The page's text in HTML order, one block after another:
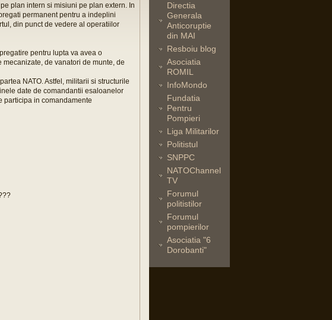
plan intern si misiuni pe plan extern. In
permanent pentru a indeplini
din punct de vedere al operatiilor
pentru lupta va avea o
de vanatori de munte, de
NATO. Astfel, militarii si structurile
date de comandantii esaloanelor
participa in comandamente
Directia
Generala
Anticoruptie
din MAI
Resboiu blog
Asociatia
ROMIL
InfoMondo
Fundatia
Pentru
Pompieri
Liga Militarilor
Politistul
SNPPC
NATOChannel
TV
Forumul
politistilor
Forumul
pompierilor
Asociatia "6
Dorobanti"